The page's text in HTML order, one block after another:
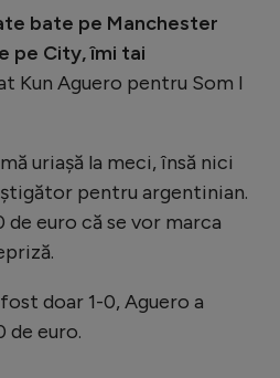
bate pe Manchester
pe City, îmi tai
Kun Aguero pentru Som I
uriașă la meci, însă nici
pentru argentinian.
euro că se vor marca
doar 1-0, Aguero a
de euro.